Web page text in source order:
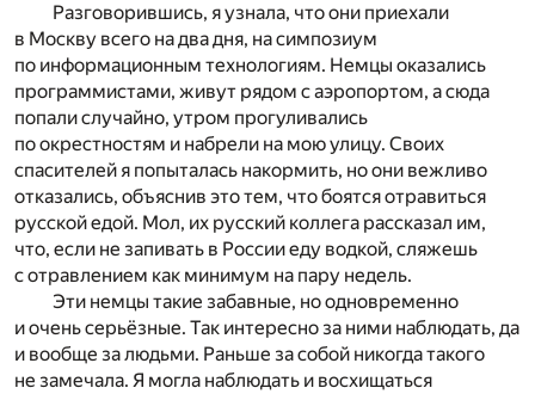
Разговорившись, я узнала, что они приехали
в Москву всего на два дня, на симпозиум
по информационным технологиям. Немцы оказались
программистами, живут рядом с аэропортом, а сюда
попали случайно, утром прогуливались
по окрестностям и набрели на мою улицу. Своих
спасителей я попыталась накормить, но они вежливо
отказались, объяснив это тем, что боятся отравиться
русской едой. Мол, их русский коллега рассказал им,
что, если не запивать в России еду водкой, сляжешь
с отравлением как минимум на пару недель.
Эти немцы такие забавные, но одновременно
и очень серьёзные. Так интересно за ними наблюдать, да
и вообще за людьми. Раньше за собой никогда такого
не замечала. Я могла наблюдать и восхищаться